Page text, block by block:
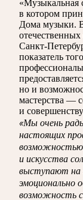
«Музыкальная
в котором
Дома музыки.
Санкт-
показатель
но и
мастерства —
и
«Мы очень
настоящих
возможностью.
и искусства
выступают на
эмоционально
возможность